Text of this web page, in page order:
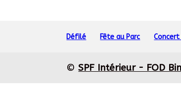
Défilé Fête au Parc
©SPF Intérieur - FOD